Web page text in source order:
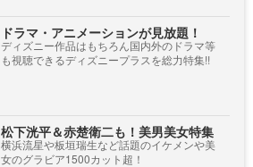
ドラマ・アニメーションが見放題！
ディズニー作品はもちろん国内外のドラマ等
も視聴できるディズニープラスを総力特集!!
松下洸平＆赤楚衛二も！美男美女特集
横浜流星や板垣瑞生など話題のイケメンや美
女のグラビア1500カット超！